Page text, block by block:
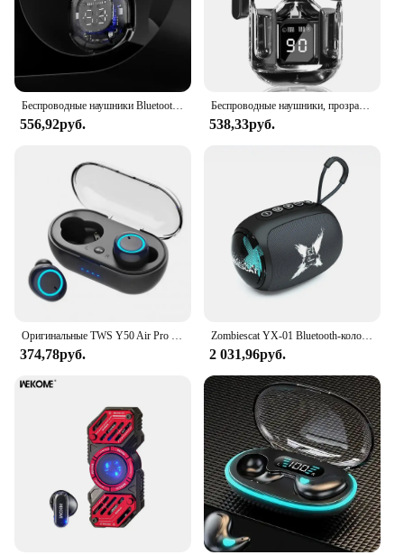
556,92руб.
Беспроводные наушники, прозрачный дизайн зарядного устройства, гарнитура с сенсорным управлением, TWS-наушники, Hi-Fi стерео HD-наушники для звонков
538,33руб.
374,78руб.
Zombiescat YX-01 Bluetooth-колонки Динамический свет HIFI Звук Bluetooth Портативный звуковой ящик Беспроводной сабвуфер Поддержка AUX TF-карты
2 031,96руб.